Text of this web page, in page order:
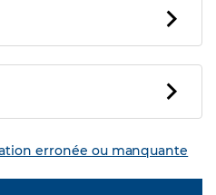
erronée ou manquante